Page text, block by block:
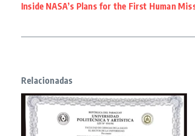
Inside NASA’s Plans for the First Human
Relacionadas